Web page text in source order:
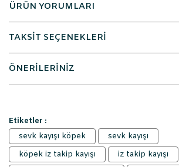
ÜRÜN YORUMLARI
TAKSİT SEÇENEKLERİ
ÖNERİLERİNİZ
Etiketler :
sevk kayışı köpek
sevk kayışı
köpek iz takip kayışı
iz takip kayışı